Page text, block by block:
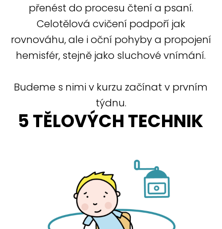
přenést do procesu čtení a psaní.
Celotělová cvičení podpoří jak
rovnováhu, ale i oční pohyby a propojení
hemisfér, stejně jako sluchové vnímání.
Budeme s nimi v kurzu začínat v prvním
týdnu.
5 TĚLOVÝCH TECHNIK